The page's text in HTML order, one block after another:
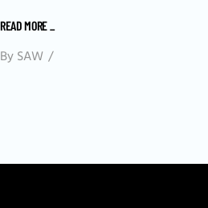
READ MORE_
BySAW